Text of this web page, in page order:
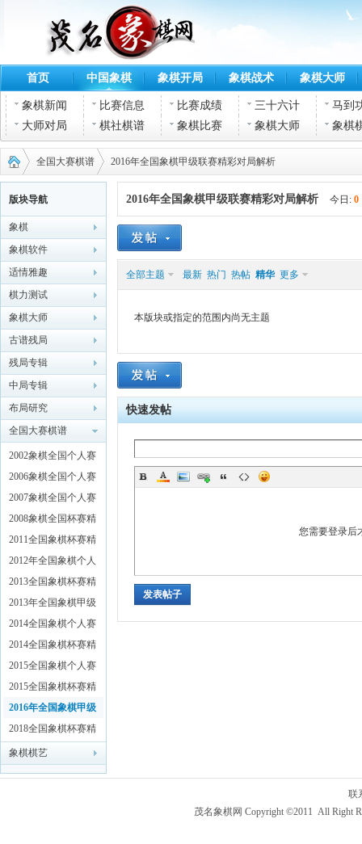
首页 中国象棋 象棋开局 象棋战术 象棋大师
象棋新闻 比赛信息 比赛成绩 三十六计
马到
大师对局
棋社棋谱 象棋比赛 象棋大师 象棋
茂名
象棋
›
全国大赛棋谱
›
2016年全国象棋甲级联赛精彩对局解析
版块导航
象棋
象棋软件
适情雅趣
棋力测试
象棋大师
古谱残局
残局专辑
中局专辑
布局研究
全国大赛棋谱
2002象棋全国个人赛
精彩对局解析
2006象棋全国个人赛
精彩对局解析
2007象棋全国个人赛
精彩对局解析
2008象棋全国杯赛精
彩对局解析
2011全国象棋杯赛精
彩对局解析
2012年全国象棋个人
锦标赛特辑
2013全国象棋杯赛精
彩对局解析
2013年全国象棋甲级
联赛特辑
2014全国象棋个人赛
精彩对局解析
2014全国象棋杯赛精
彩对局解析
2015全国象棋个人赛
精彩对局解析
2015全国象棋杯赛精
彩对局解析
2016年全国象棋甲级
联赛精彩对局解析
2018全国象棋杯赛精
彩对局解析
象棋棋艺
2016年全国象棋甲级联赛精彩对局解析 今日: 0
全部主题 最新 热门 热帖 精华 更多
本版块或指定的范围内尚无主题
快速发帖
您需要登录后
发表帖子
联
茂名象棋网 Copyright ©2011 All Right